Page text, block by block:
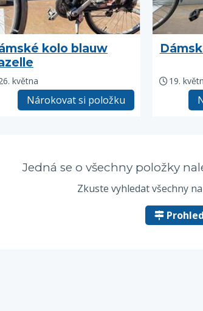
kolo blauw
května
Nárokovat si položku
19.
Jedná se o všechny položky
Zkuste vyhledat všechny